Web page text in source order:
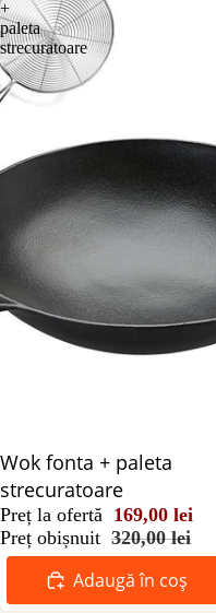
+
paleta
strecuratoare
Reducere 47%
Wok fonta + paleta
strecuratoare
Preț la ofertă 169,00 lei
Preț obișnuit 320,00 lei
Adaugă în coș